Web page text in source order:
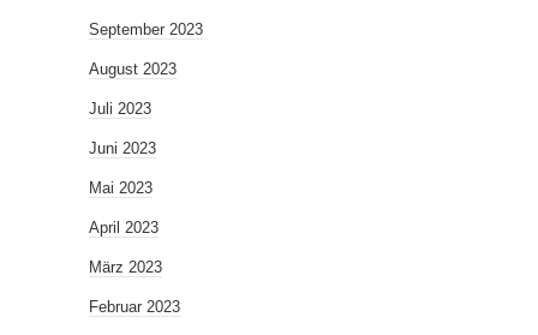
September 2023
August 2023
Juli 2023
Juni 2023
Mai 2023
April 2023
März 2023
Februar 2023